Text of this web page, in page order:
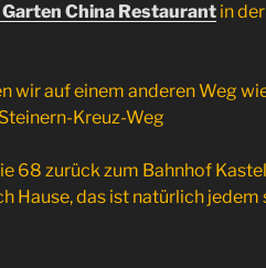
China Restaurant in der
wir auf einem anderen Weg
Kreuz-Weg
68 zurück zum Bahnhof
Hause, das ist natürlich jedem